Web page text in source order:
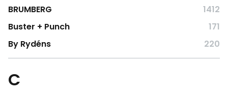
BRUMBERG
1412
Buster + Punch
171
By Rydéns
220
C